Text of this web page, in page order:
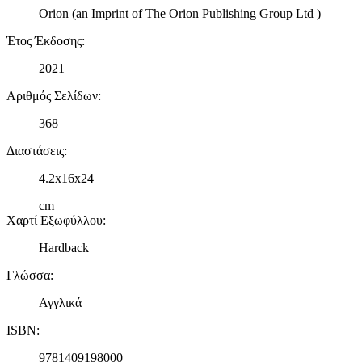
Orion (an Imprint of The Orion Publishing Group Ltd )
Έτος Έκδοσης:
2021
Αριθμός Σελίδων:
368
Διαστάσεις:
4.2x16x24
cm
Χαρτί Εξωφύλλου:
Hardback
Γλώσσα:
Αγγλικά
ISBN:
9781409198000